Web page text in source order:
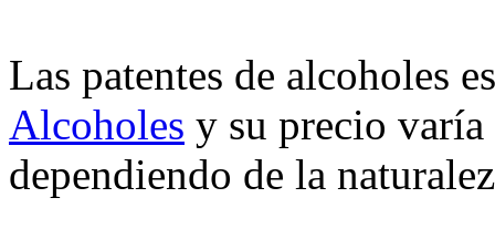
Las patentes de alcoholes
Alcoholes y su precio
dependiendo de la